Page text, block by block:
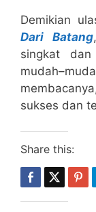
Demikian
Dari Batang
singkat
sukses dan
Share this: